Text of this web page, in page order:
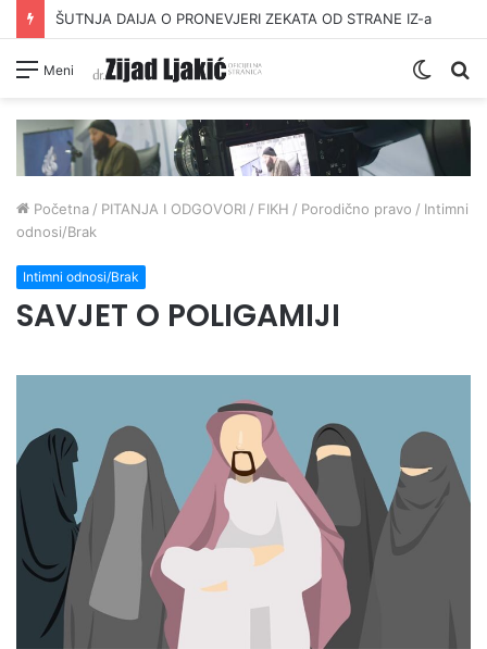
ŠUTNJA DAIJA O PRONEVJERI ZEKATA OD STRANE IZ-a
Meni
Switch
Početna / PITANJA I ODGOVORI / FIKH / Porodično pravo / Intimni
odnosi/Brak
Intimni odnosi/Brak
SAVJET O POLIGAMIJI